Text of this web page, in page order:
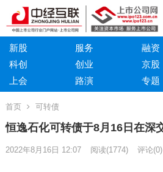
新股 服务 融资
科创
创业 京股
上会
路演 专题
首页 可转债
恒逸石化可转债于8月16日在深
2022年8月16日 12:07 阅读(1774) 评论(0)